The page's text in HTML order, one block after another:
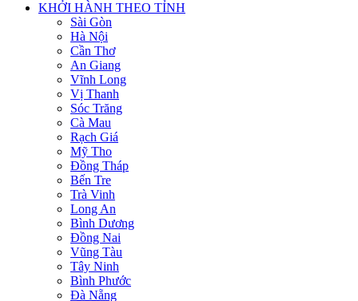
KHỞI HÀNH THEO TỈNH
Sài Gòn
Hà Nội
Cần Thơ
An Giang
Vĩnh Long
Vị Thanh
Sóc Trăng
Cà Mau
Rạch Giá
Mỹ Tho
Đồng Tháp
Bến Tre
Trà Vinh
Long An
Bình Dương
Đồng Nai
Vũng Tàu
Tây Ninh
Bình Phước
Đà Nẵng